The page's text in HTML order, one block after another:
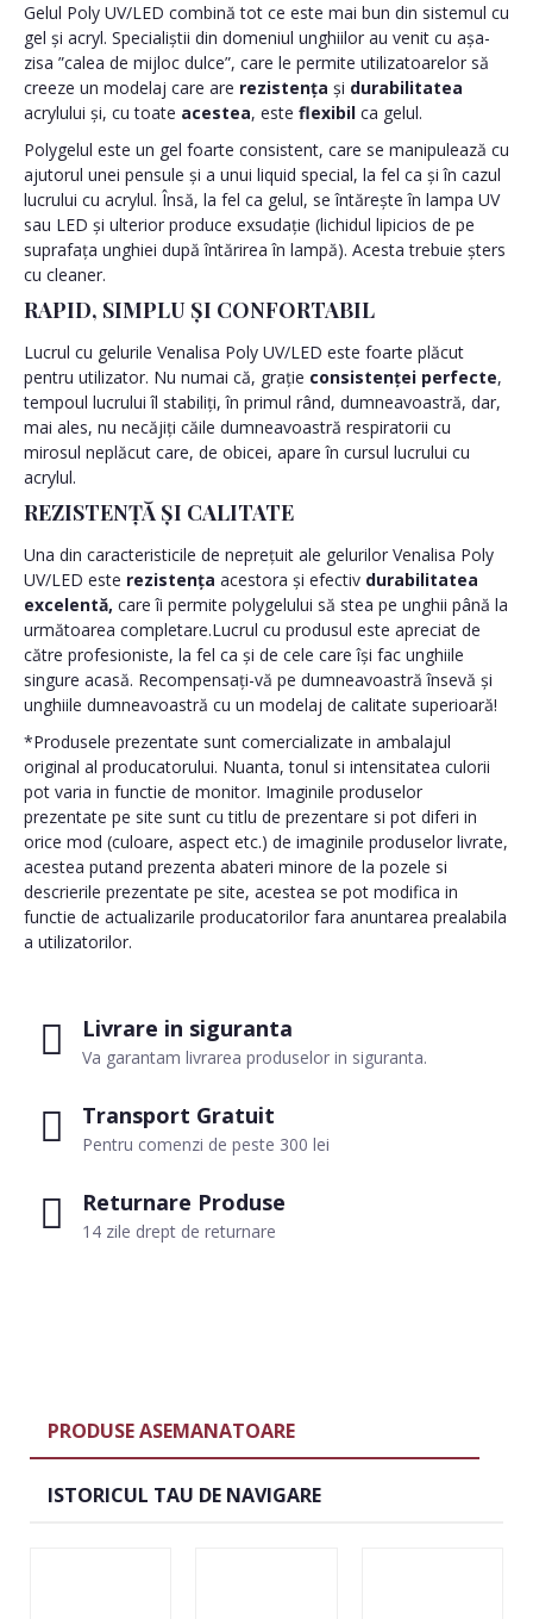
Livrare in siguranta
Va garantam livrarea produselor in siguranta.
Transport Gratuit
Pentru comenzi de peste 300 lei
Returnare Produse
14 zile drept de returnare
Gelul Poly UV/LED combină tot ce este mai bun din sistemul cu
gel și acryl. Specialiștii din domeniul unghiilor au venit cu așa-
zisa ”calea de mijloc dulce”, care le permite utilizatoarelor să
creeze un modelaj care are rezistența și durabilitatea
acrylului și, cu toate acestea, este flexibil ca gelul.
Polygelul este un gel foarte consistent, care se manipulează cu
ajutorul unei pensule și a unui liquid special, la fel ca și în cazul
lucrului cu acrylul. Însă, la fel ca gelul, se întărește în lampa UV
sau LED și ulterior produce exsudație (lichidul lipicios de pe
suprafața unghiei după întărirea în lampă). Acesta trebuie șters
cu cleaner.
RAPID, SIMPLU ȘI CONFORTABIL
Lucrul cu gelurile Venalisa Poly UV/LED este foarte plăcut
pentru utilizator. Nu numai că, grație consistenței perfecte,
tempoul lucrului îl stabiliți, în primul rând, dumneavoastră, dar,
mai ales, nu necăjiți căile dumneavoastră respiratorii cu
mirosul neplăcut care, de obicei, apare în cursul lucrului cu
acrylul.
REZISTENȚĂ ȘI CALITATE
Una din caracteristicile de neprețuit ale gelurilor Venalisa Poly
UV/LED este rezistența acestora și efectiv durabilitatea
excelentă, care îi permite polygelului să stea pe unghii până la
următoarea completare.Lucrul cu produsul este apreciat de
către profesioniste, la fel ca și de cele care își fac unghiile
singure acasă. Recompensați-vă pe dumneavoastră însevă și
unghiile dumneavoastră cu un modelaj de calitate superioară!
*Produsele prezentate sunt comercializate in ambalajul
original al producatorului. Nuanta, tonul si intensitatea culorii
pot varia in functie de monitor. Imaginile produselor
prezentate pe site sunt cu titlu de prezentare si pot diferi in
orice mod (culoare, aspect etc.) de imaginile produselor livrate,
acestea putand prezenta abateri minore de la pozele si
descrierile prezentate pe site, acestea se pot modifica in
functie de actualizarile producatorilor fara anuntarea prealabila
a utilizatorilor.
PRODUSE ASEMANATOARE
ISTORICUL TAU DE NAVIGARE